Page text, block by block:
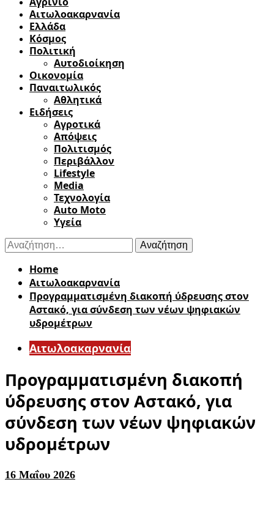
Αιτωλοακαρνανία
Ελλάδα
Κόσμος
Πολιτική
Αυτοδιοίκηση
Οικονομία
Παναιτωλικός
Αθλητικά
Ειδήσεις
Αγροτικά
Απόψεις
Πολιτισμός
Περιβάλλον
Lifestyle
Media
Τεχνολογία
Auto Moto
Υγεία
Αναζήτηση
για:
Home
Αιτωλοακαρνανία
Προγραμματισμένη διακοπή ύδρευσης στον
Αστακό, για σύνδεση των νέων ψηφιακών
υδρομέτρων
Αιτωλοακαρνανία
Προγραμματισμένη διακοπή
ύδρευσης στον Αστακό, για
σύνδεση των νέων ψηφιακών
υδρομέτρων
16 Μαΐου 2026